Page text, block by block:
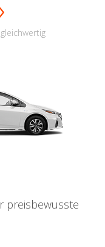
preisbewusste